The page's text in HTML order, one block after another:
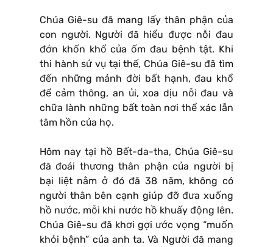
Chúa Giê-su đã mang lấy thân phận của
con người. Người đã hiểu được nỗi đau
đớn khốn khổ của ốm đau bệnh tật. Khi
thi hành sứ vụ tại thế, Chúa Giê-su đã tìm
đến những mảnh đời bất hạnh, đau khổ
để cảm thông, an ủi, xoa dịu nỗi đau và
chữa lành những bất toàn nơi thể xác lẫn
tâm hồn của họ.
Hôm nay tại hồ Bết-da-tha, Chúa Giê-su
đã đoái thương thân phận của người bị
bại liệt nằm ở đó đã 38 năm, không có
người thân bên cạnh giúp đỡ đưa xuống
hồ nước, mỗi khi nước hồ khuấy động lên.
Chúa Giê-su đã khơi gợi ước vọng “muốn
khỏi bệnh” của anh ta. Và Người đã mang